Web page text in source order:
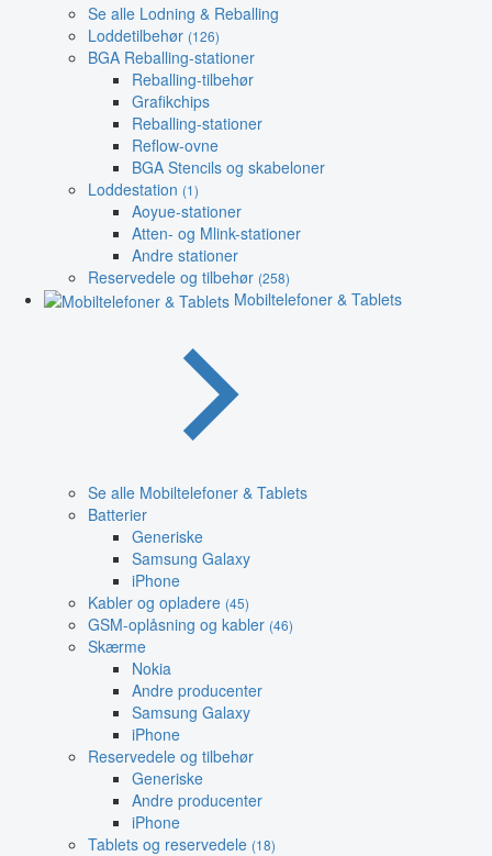
Se alle Lodning & Reballing
Loddetilbehør (126)
BGA Reballing-stationer
Reballing-tilbehør
Grafikchips
Reballing-stationer
Reflow-ovne
BGA Stencils og skabeloner
Loddestation (1)
Aoyue-stationer
Atten- og Mlink-stationer
Andre stationer
Reservedele og tilbehør (258)
Mobiltelefoner & Tablets
Se alle Mobiltelefoner & Tablets
Batterier
Generiske
Samsung Galaxy
iPhone
Kabler og opladere (45)
GSM-oplåsning og kabler (46)
Skærme
Nokia
Andre producenter
Samsung Galaxy
iPhone
Reservedele og tilbehør
Generiske
Andre producenter
iPhone
Tablets og reservedele (18)